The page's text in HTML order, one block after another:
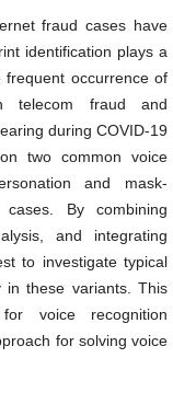
fraud cases have
identification plays a
occurrence of
telecom fraud and
during COVID-19
two common voice
and mask-
By combining
and integrating
to investigate typical
in these variants. This
voice recognition
for solving voice